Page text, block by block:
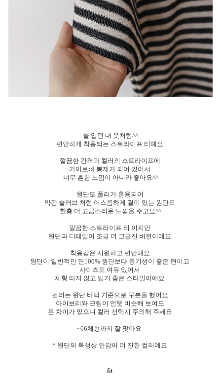
늘 입던 내 옷처럼^^
편안하게 착용되는 스트라이프 티예요
깔끔한 간격과 컬러의 스트라이프에
가이로빠 봉제가 되어 있어서
너무 흔한 느낌이 아니라 좋아요^^
원단도 폴리가 혼용되어
약간 슬러브 처럼 어스름하게 결이 있는 원단도
한층 더 고급스러운 느낌을 주고요^^
깔끔한 스트라이프 티 이지만
원단과 디테일이 조금 더 고급진 버전이에요
착용감은 시원하고 편안해요
원단이 일반적인 면100% 원단보다 통기성이 좋은 편이고
사이즈도 여유 있어서
체형 타지 않고 입기 좋은 스타일이에요
컬러는 원단 바닥 기준으로 구분을 했어요
아이보리와 크림이 언뜻 비슷해 보여도
톤 차이가 있으니 컬러 선택시 주의해 주세요
~66체형까지 잘 맞아요
* 원단의 특성상 안감이 더 진한 컬러예요
fit